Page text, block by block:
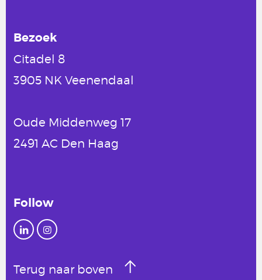
Bezoek
Citadel 8
3905 NK Veenendaal
Oude Middenweg 17
2491 AC Den Haag
Follow
Terug naar boven